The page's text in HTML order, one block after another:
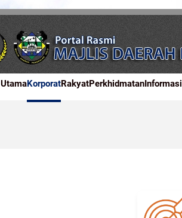
UtamaKorporatRakyatPerkhidmatanInformasi